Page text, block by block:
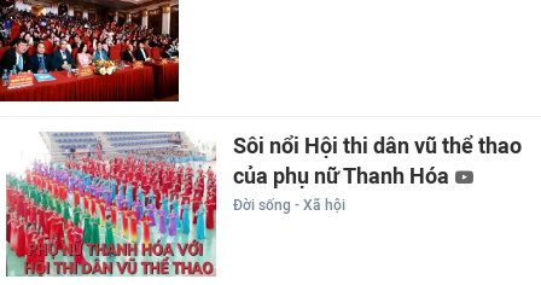
Sôi nổi Hội thi dân vũ thể thao
của phụ nữ Thanh Hóa
Đời sống - Xã hội